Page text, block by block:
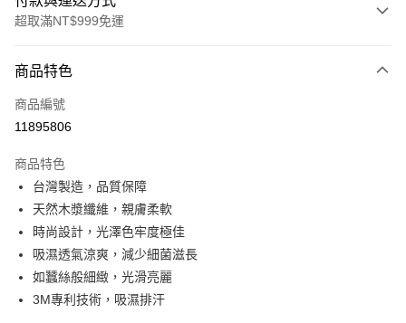
超取滿NT$999免運
信用卡一次付款
信用卡分期付款
合作金庫商業銀行
華南商業銀行
上海商業儲蓄銀行
國泰世華商業銀行
臺灣中小企業銀行
匯豐（台灣）商業銀行
聯邦商業銀行
元大商業銀行
超商取貨付款
LINE Pay
Apple Pay
悠遊付
商品特色
商品編號
11895806
商品特色
台灣製造，品質保障
天然木漿纖維，親膚柔軟
時尚設計，光澤色牢度極佳
吸濕透氣涼爽，減少細菌滋長
如蠶絲般細緻，光滑亮麗
3M專利技術，吸濕排汗